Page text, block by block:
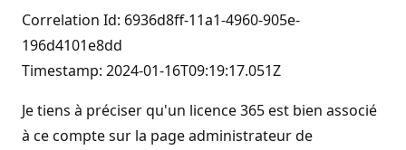
Correlation Id: 6936d8ff-11a1-4960-905e-
196d4101e8dd
Timestamp: 2024-01-16T09:19:17.051Z
Je tiens à préciser qu'un licence 365 est bien associé
à ce compte sur la page administrateur de